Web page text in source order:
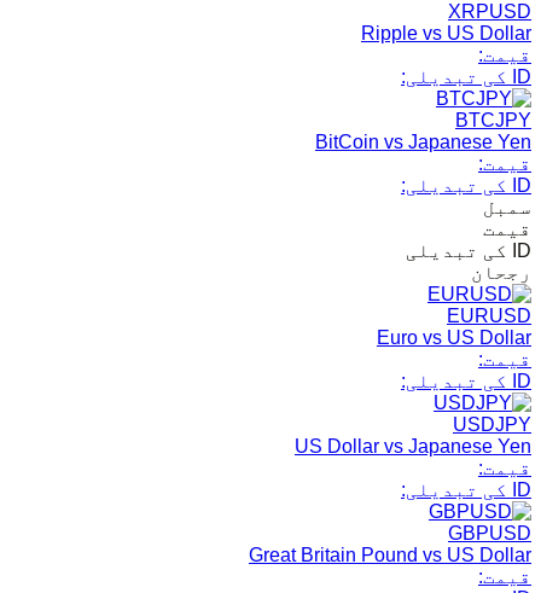
XRPUSD
Ripple vs US Dollar
قیمت:
ID کی تبدیلی:
BTCJPY
BitCoin vs Japanese Yen
قیمت:
ID کی تبدیلی:
سمبل
قیمت
ID کی تبدیلی
رجحان
EURUSD
Euro vs US Dollar
قیمت:
ID کی تبدیلی:
USDJPY
US Dollar vs Japanese Yen
قیمت:
ID کی تبدیلی:
GBPUSD
Great Britain Pound vs US Dollar
قیمت: